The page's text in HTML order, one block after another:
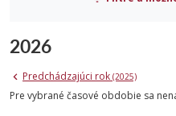
2026
Predchádzajúci rok (2025)
Pre vybrané časové obdobie sa